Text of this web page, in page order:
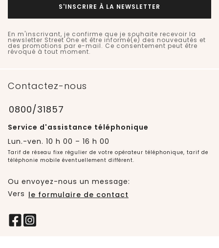
S'INSCRIRE À LA NEWSLETTER
En m'inscrivant, je confirme que je souhaite recevoir la
newsletter Street One et être informé(e) des nouveautés et
des promotions par e-mail. Ce consentement peut être
révoqué à tout moment.
Contactez-nous
0800/31857
Service d'assistance téléphonique
Lun.-ven. 10 h 00 – 16 h 00
Tarif de réseau fixe régulier de votre opérateur téléphonique, tarif de
téléphonie mobile éventuellement différent.
Ou envoyez-nous un message:
Vers le formulaire de contact